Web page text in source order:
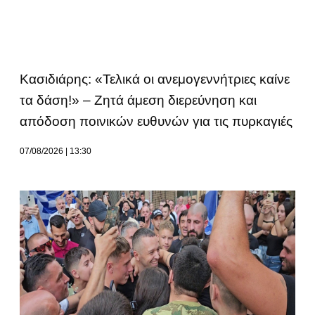
Κασιδιάρης: «Τελικά οι ανεμογεννήτριες καίνε
τα δάση!» – Ζητά άμεση διερεύνηση και
απόδοση ποινικών ευθυνών για τις πυρκαγιές
07/08/2026 13:30